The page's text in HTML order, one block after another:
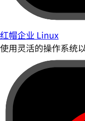
红帽企业 Linux
使用灵活的操作系统